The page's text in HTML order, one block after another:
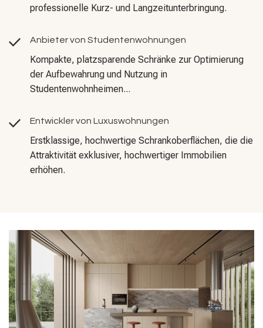
professionelle Kurz- und Langzeitunterbringung.
Anbieter von Studentenwohnungen
Kompakte, platzsparende Schränke zur Optimierung
der Aufbewahrung und Nutzung in
Studentenwohnheimen...
Entwickler von Luxuswohnungen
Erstklassige, hochwertige Schrankoberflächen, die die
Attraktivität exklusiver, hochwertiger Immobilien
erhöhen.